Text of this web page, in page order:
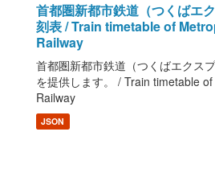
首都圏新都市鉄道（つくばエ
刻表 / Train timetable of
Railway
首都圏新都市鉄道（つくばエクス
を提供します。 / Train timetable
Railway
JSON